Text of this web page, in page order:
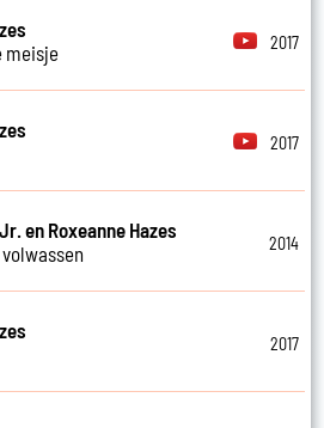
meisje
2017
2017
en Roxeanne Hazes
2014
2017